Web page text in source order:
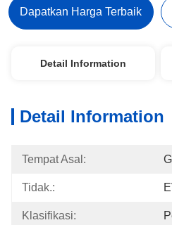
Dapatkan Harga Terbaik
Detail Information
Detail Information
Tempat Asal:
Tidak.:
Klasifikasi: